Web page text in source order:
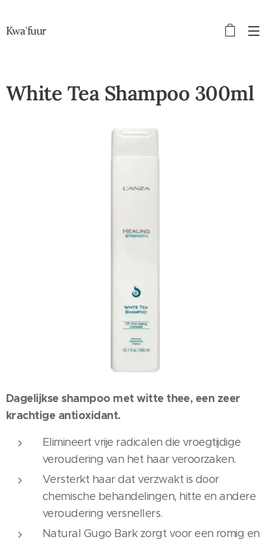
Kwa'fuur
White Tea Shampoo 300ml
Dagelijkse shampoo met witte thee, een zeer
krachtige antioxidant.
Elimineert vrije radicalen die vroegtijdige
veroudering van het haar veroorzaken.
Versterkt haar dat verzwakt is door
chemische behandelingen, hitte en andere
veroudering versnellers.
Natural Gugo Bark zorgt voor een romig en